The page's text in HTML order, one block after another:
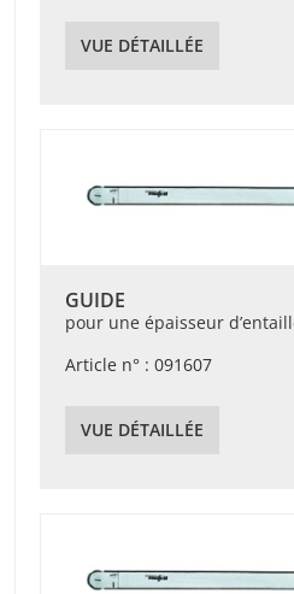
VUE DÉTAILLÉE
GUIDE
pour une épaisseur
Article n° : 091607
VUE DÉTAILLÉE